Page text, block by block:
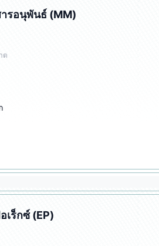
รอนุพันธ์ (MM)
ต
เร็กซ์ (EP)